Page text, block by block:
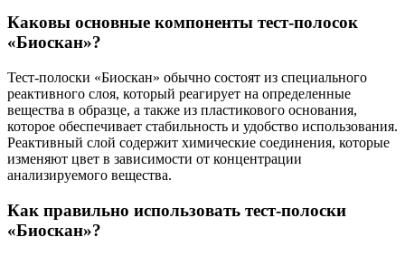
Каковы основные компоненты тест-полосок
«Биоскан»?
Тест-полоски «Биоскан» обычно состоят из специального
реактивного слоя, который реагирует на определенные
вещества в образце, а также из пластикового основания,
которое обеспечивает стабильность и удобство использования.
Реактивный слой содержит химические соединения, которые
изменяют цвет в зависимости от концентрации
анализируемого вещества.
Как правильно использовать тест-полоски
«Биоскан»?